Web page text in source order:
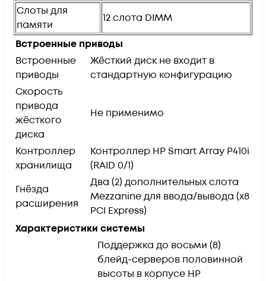
Слоты для
памяти
12 слота DIMM
Встроенные приводы
Встроенные
приводы
Жёсткий диск не входит в
стандартную конфигурацию
Скорость
привода
жёсткого
диска
Не применимо
Контроллер
хранилища
Контроллер HP Smart Array P410i
(RAID 0/1)
Гнёзда
расширения
Два (2) дополнительных слота
Mezzanine для ввода/вывода (x8
PCI Express)
Характеристики системы
Поддержка до восьми (8)
блейд-серверов половинной
высоты в корпусе HP